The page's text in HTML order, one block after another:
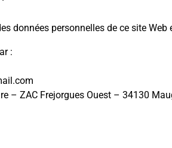
données personnelles de ce site Web
:
– ZAC Frejorgues Ouest – 34130